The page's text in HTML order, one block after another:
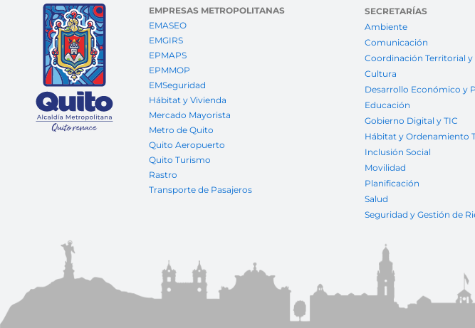
EMPRESAS METROPOLITANAS
EMASEO
EMGIRS
EPMAPS
EPMMOP
EMSeguridad
Hábitat y Vivienda
Mercado Mayorista
Metro de Quito
Quito Aeropuerto
Quito Turismo
Rastro
Transporte de Pasajeros
SECRETARÍAS
Ambiente
Comunicación
Coordinación Territorial
Cultura
Desarrollo Económico y
Educación
Gobierno Digital y TIC
Hábitat y Ordenamiento
Inclusión Social
Movilidad
Planificación
Salud
Seguridad y Gestión de